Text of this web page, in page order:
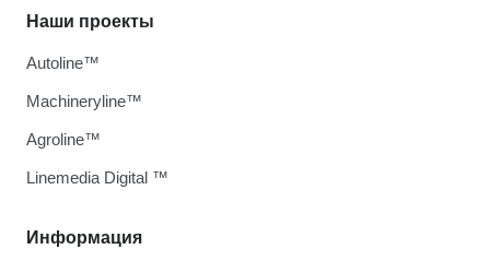
Информация
Наши проекты
Autoline™
Machineryline™
Agroline™
Linemedia Digital ™